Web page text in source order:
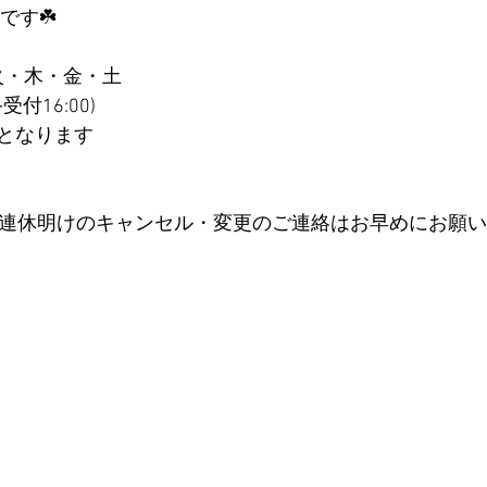
す☘️
木・金・土
付16:00)
なります
休明けのキャンセル・変更のご連絡はお早めにお願